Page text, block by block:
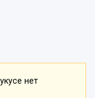
нет